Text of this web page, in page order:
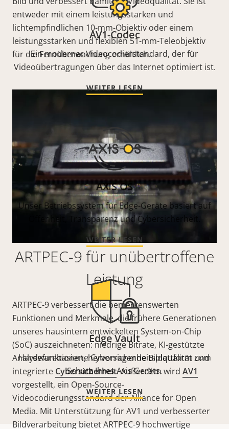
entweder mit einem leistungsstarken und
lichtempfindlichen 10-mm-Objektiv oder einem
leistungsstarken und flexiblen 51-mm-Teleobjektiv
für die Fernüberwachung erhältlich.
ARTPEC-9 für unübertroffene
Leistung
ARTPEC-9 verbessert die bemerkenswerten
Funktionen und Merkmale, die frühere Generationen
unseres hausintern entwickelten System-on-Chip
(SoC) auszeichneten: niedrige Bitrate, KI-gestützte
Analysefunktionen, hervorragende Bildqualität und
integrierte Cybersicherheit. Außerdem wird AV1
vorgestellt, ein Open-Source-
Videocodierungsstandard der Alliance for Open
Media. Mit Unterstützung für AV1 und verbesserter
Bildverarbeitung bietet ARTPEC-9 hochwertige
AV1-Codec
Ein moderner Videocodierstandard, der für
Videoübertragungen über das Internet optimiert ist.
WEITER LESEN
AXIS OS
Unser Betriebssystem für Edge-Geräte basiert auf
Offenheit, Transparenz und Cybersicherheit.
WEITER LESEN
Edge Vault
Hardwarebasierte Cybersicherheitsplattform zum
Schutz Ihres Axis Geräts.
WEITER LESEN